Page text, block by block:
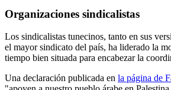
Organizaciones sindicalistas
Los sindicalistas tunecinos, tanto en sus
el mayor sindicato del país, ha liderado la
tiempo bien situada para encabezar la
Una declaración publicada en la página de